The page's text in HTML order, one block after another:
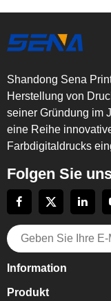
Shandong Sena
Herstellung von
seiner Gründung im
eine Reihe
Farbdigitaldrucks
Folgen Sie
Information
Produkt